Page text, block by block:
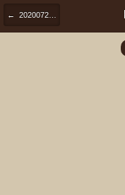
← 20200720 231735